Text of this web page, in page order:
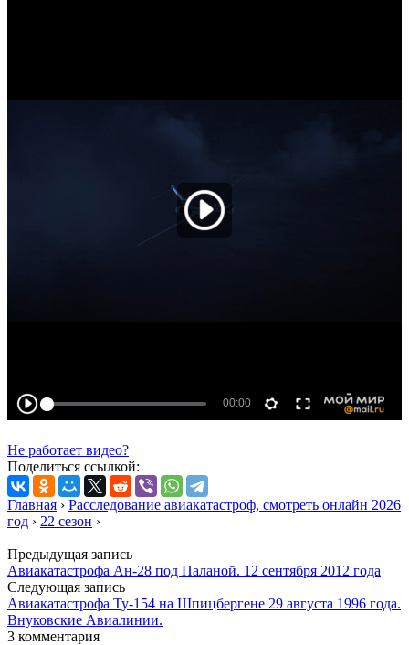
Не работает видео?
Поделиться ссылкой:
Главная › Расследование авиакатастроф, смотреть онлайн 2026
год › 22 сезон ›
Предыдущая запись
Авиакатастрофа Ан-28 под Паланой. 12 сентября 2012 года
Следующая запись
Авиакатастрофа Ту-154 на Шпицбергене 29 августа 1996 года.
Внуковские Авиалинии.
3 комментария